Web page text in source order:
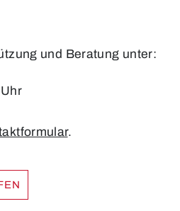
und Beratung unter:
.